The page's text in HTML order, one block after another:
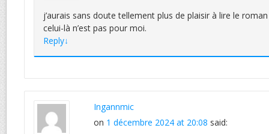
j’aurais sans doute tellement plus de plaisir à lire le
celui-là n’est pas pour moi.
Reply↓
Ingannmic
on 1 décembre 2024 at 20:08 said: